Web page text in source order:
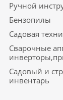
Ручной
Бензопилы
Садовая
Сварочные
Садовый и
инвентарь